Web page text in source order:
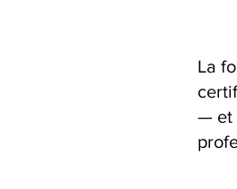
La
— et